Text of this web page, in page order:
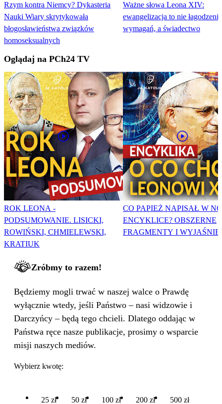
Rzym kontra Niemcy? Dykasteria
Nauki Wiary skrytykowała
błogosławieństwa związków
homoseksualnych
Ważne słowa Leona XIV:
ewangelizacja to nie łagodzenie
wymagań, a świadectwo
Oglądaj na PCh24 TV
ROK LEONA -
PODSUMOWANIE. LISICKI,
ROWIŃSKI, CHMIELEWSKI,
KRATIUK
CO PAPIEŻ NAPISAŁ W
ENCYKLICE? OBSZERNE
FRAGMENTY I
Zróbmy to razem!
Będziemy mogli trwać w naszej walce o Prawdę
wyłącznie wtedy, jeśli Państwo – nasi widzowie i
Darczyńcy – będą tego chcieli. Dlatego oddając w
Państwa ręce nasze publikacje, prosimy o wsparcie
misji naszych mediów.
Wybierz kwotę:
25 zł 50 zł 100 zł 200 zł 500 zł